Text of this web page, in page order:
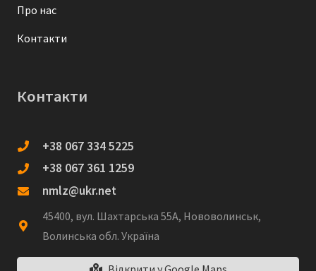
Про нас
Контакти
Контакти
+38 067 334 5225
+38 067 361 1259
nmlz@ukr.net
45400, вул. Шахтарська 55А, Нововолинськ,
Волинська обл. Україна